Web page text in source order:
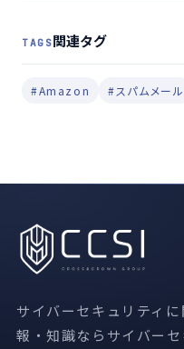
TAGS関連タグ
#Amazon #スパムメール
サイバーセキュリティ
報・知識ならサイバー